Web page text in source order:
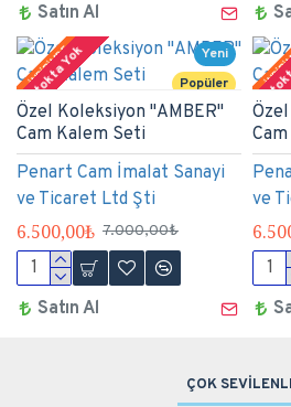
Satın Al
Yeni
Popüler
İNDİRİMDE
Stokta Yok
Penart Cam İmalat Sanayi
ve Ticaret Ltd Şti
Özel Koleksiyon "AMBER"
Cam Kalem Seti
6.500,00₺ 7.000,00₺
Satın Al
ve
ÇOK